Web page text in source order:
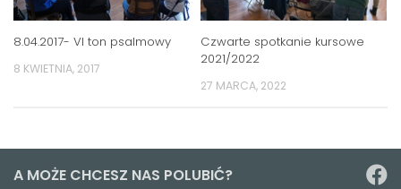
8.04.2017- VI ton psalmowy
8 KWIETNIA, 2017
Czwarte spotkanie kursowe
2021/2022
27 MARCA, 2022
A MOŻE CHCESZ NAS POLUBIĆ?